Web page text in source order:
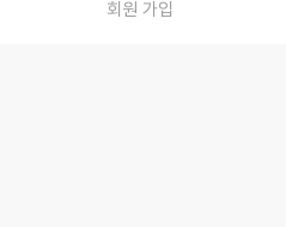
회원 가입